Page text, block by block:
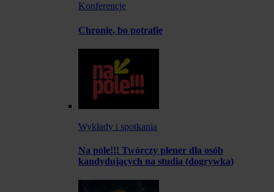
Konferencje
Chronię, bo potrafię
Wykłady i spotkania
Na pole!!! Twórczy plener dla osób
kandydujących na studia (dogrywka)